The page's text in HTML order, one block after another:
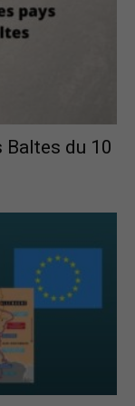
Baltes du 10